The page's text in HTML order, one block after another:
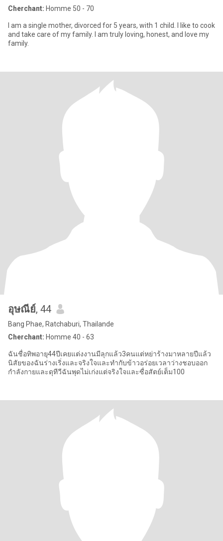
Cherchant: Homme 50 - 70
I am a single mother, divorced for 5 years, with 1 child. I like to cook
and take care of my family. I am truly loving, honest, and love my
family.
อุษณีย์, 44
Bang Phae, Ratchaburi, Thailande
Cherchant: Homme 40 - 63
ฉันชื่อทิพอายุ44ปีเคยแต่งงานมีลุกแล้ว3คนแต่หย่าร้างมาหลายปีแล้ว
นิสัยของฉันร่างเริ่งและจริงใจและทำกับข้าวอร่อยเวลาว่างชอบออก
กำลังกายและดุทีวีฉันพุดไม่เก่งแต่จริงใจและซื่อสัตย์เต็ม100